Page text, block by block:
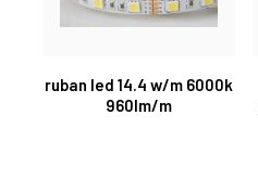
ruban led 14.4 w/m 6000k
960lm/m